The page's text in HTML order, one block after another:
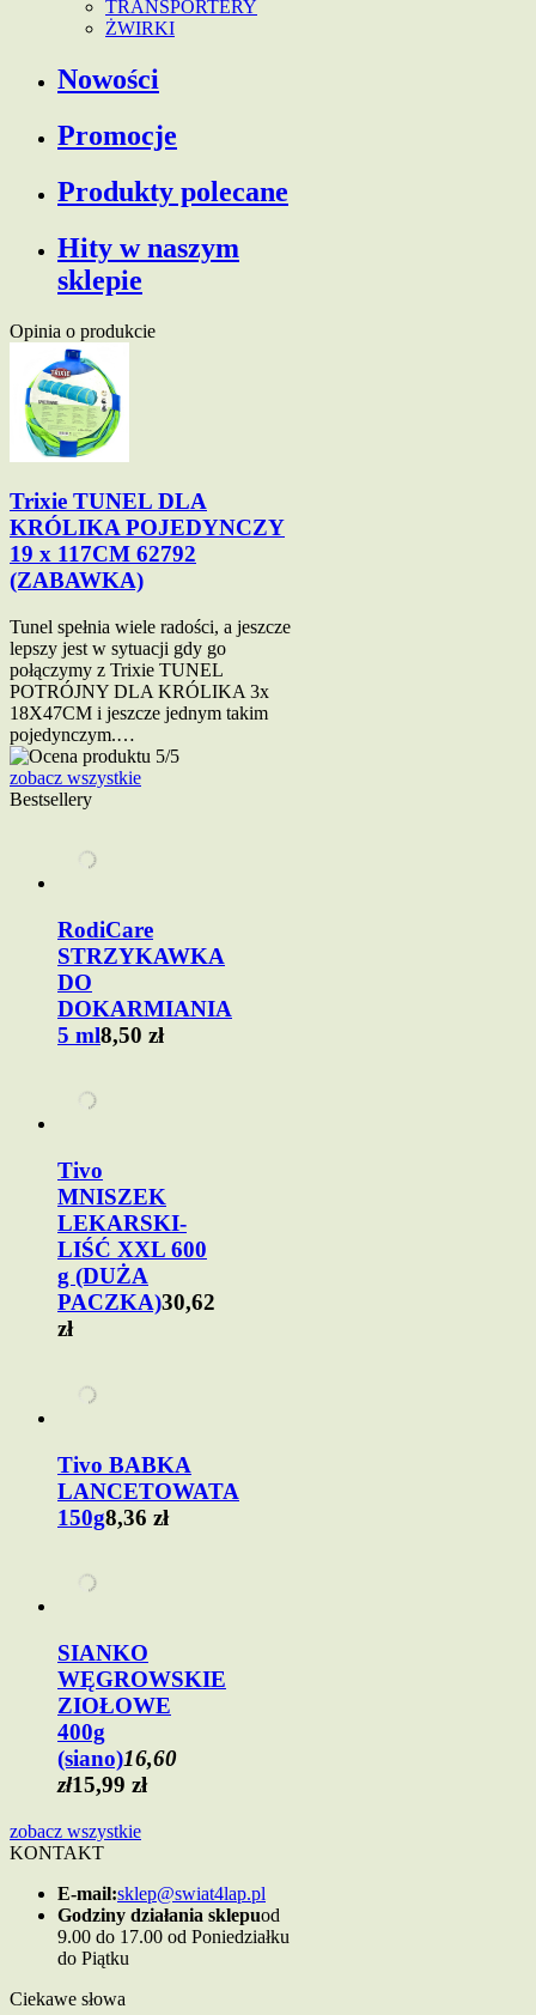
TRANSPORTERY
ŻWIRKI
Nowości
Promocje
Produkty polecane
Hity w naszym
sklepie
Opinia o produkcie
Trixie TUNEL DLA
KRÓLIKA POJEDYNCZY
19 x 117CM 62792
(ZABAWKA)
Tunel spełnia wiele radości, a jeszcze
lepszy jest w sytuacji gdy go
połączymy z Trixie TUNEL
POTRÓJNY DLA KRÓLIKA 3x
18X47CM i jeszcze jednym takim
pojedynczym.…
zobacz wszystkie
Bestsellery
RodiCare
STRZYKAWKA
DO
DOKARMIANIA
5 ml8,50 zł
Tivo
MNISZEK
LEKARSKI-
LIŚĆ XXL 600
g (DUŻA
PACZKA)30,62
zł
Tivo BABKA
LANCETOWATA
150g8,36 zł
SIANKO
WĘGROWSKIE
ZIOŁOWE
400g
(siano)16,60
zł15,99 zł
zobacz wszystkie
KONTAKT
E-mail:sklep@swiat4lap.pl
Godziny działania sklepuod
9.00 do 17.00 od Poniedziałku
do Piątku
Ciekawe słowa